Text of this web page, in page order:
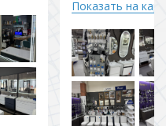
Показать на